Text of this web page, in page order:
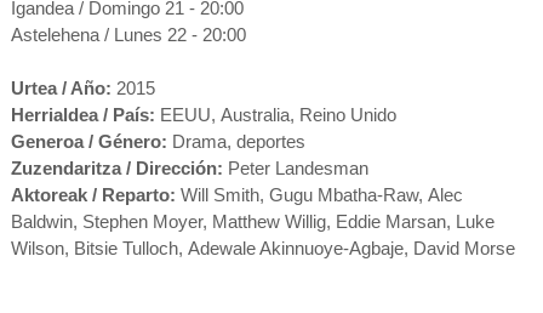
Igandea / Domingo 21 - 20:00
Astelehena / Lunes 22 - 20:00
Urtea / Año: 2015
Herrialdea / País: EEUU, Australia, Reino Unido
Generoa / Género: Drama, deportes
Zuzendaritza / Dirección: Peter Landesman
Aktoreak / Reparto: Will Smith, Gugu Mbatha-Raw, Alec
Baldwin, Stephen Moyer, Matthew Willig, Eddie Marsan, Luke
Wilson, Bitsie Tulloch, Adewale Akinnuoye-Agbaje, David Morse